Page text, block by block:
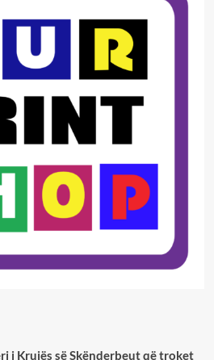
i Krujës së Skënderbeut që troket